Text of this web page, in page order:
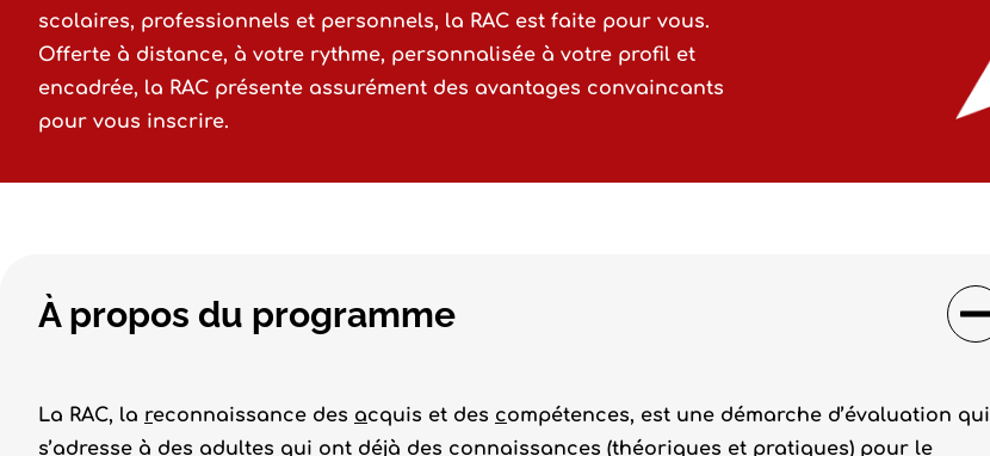
scolaires, professionnels et personnels, la RAC est faite pour vous.
Offerte à distance, à votre rythme, personnalisée à votre profil et
encadrée, la RAC présente assurément des avantages convaincants
pour vous inscrire.
À propos du programme
La RAC, la reconnaissance des acquis et des compétences, est une démarche d’évaluation qui
s’adresse à des adultes qui ont déjà des connaissances (théoriques et pratiques) pour le